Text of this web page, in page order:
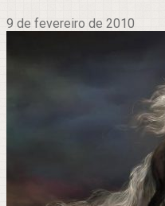
9 de fevereiro de 2010